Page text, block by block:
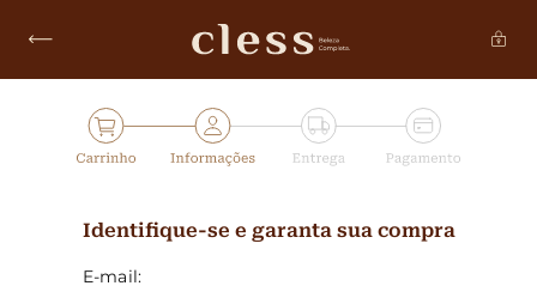
Identifique-se e garanta sua compra
E-mail: